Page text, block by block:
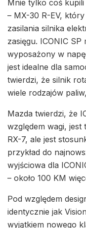
Mnie tylko coś
– MX-30 R-EV,
zasilania silnika
zasięgu. ICONIC
wyposażony w
jest idealne dla
twierdzi, że silnik
wiele rodzajów
Mazda twierdzi, że
względem wagi, jest
RX-7, ale jest
przykład do
wyjściowa dla
– około 100 KM
Pod względem
identycznie jak
wyjątkiem nowego